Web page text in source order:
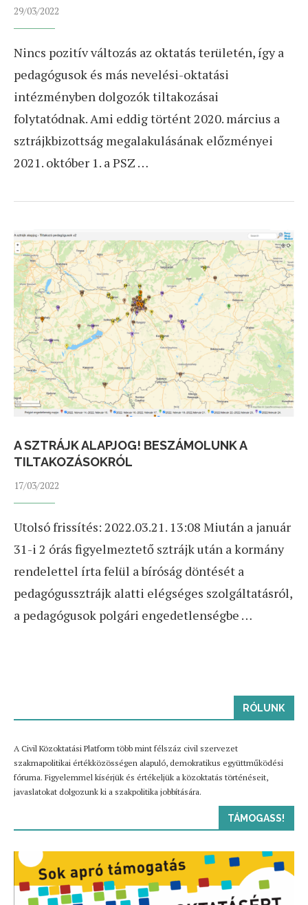
29/03/2022
Nincs pozitív változás az oktatás területén, így a
pedagógusok és más nevelési-oktatási
intézményben dolgozók tiltakozásai
folytatódnak. Ami eddig történt 2020. március a
sztrájkbizottság megalakulásának előzményei
2021. október 1. a PSZ …
A SZTRÁJK ALAPJOG! BESZÁMOLUNK A
TILTAKOZÁSOKRÓL
17/03/2022
Utolsó frissítés: 2022.03.21. 13:08 Miután a január
31-i 2 órás figyelmeztető sztrájk után a kormány
rendelettel írta felül a bíróság döntését a
pedagógussztrájk alatti elégséges szolgáltatásról,
a pedagógusok polgári engedetlenségbe …
RÓLUNK
A Civil Közoktatási Platform több mint félszáz civil szervezet
szakmapolitikai értékközösségen alapuló, demokratikus együttműködési
fóruma. Figyelemmel kísérjük és értékeljük a közoktatás történéseit,
javaslatokat dolgozunk ki a szakpolitika jobbítására.
TÁMOGASS!